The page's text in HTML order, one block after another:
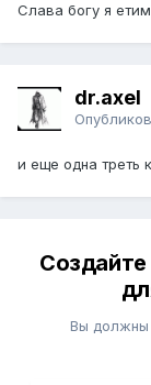
Слава богу я
dr.axel
и еще одна треть
Создайте
Вы должны